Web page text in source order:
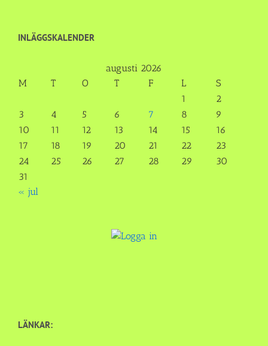
INLÄGGSKALENDER
augusti 2026
M
T O T F L
S
1
2
3
4 5 6 7 8
9
10
11 12 13 14 15
16
17
18 19 20 21 22
23
24
25 26 27 28 29
30
31
« jul
LÄNKAR: